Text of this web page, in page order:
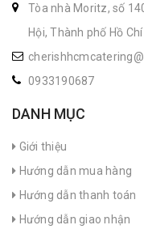
Tòa nhà Moritz, số
Hội, Thành phố Hồ
0933190687
DANH MỤC
Giới thiệu
Hướng dẫn mua hàng
Hướng dẫn thanh toán
Hướng dẫn giao nhận